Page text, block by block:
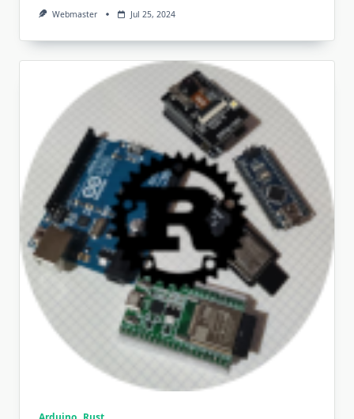
Webmaster Jul 25, 2024